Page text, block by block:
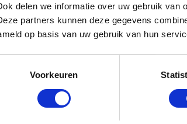
delen we informatie over uw gebruik van
partners kunnen deze gegevens
op basis van uw gebruik van hun
Voorkeuren
42 Luiers” te beoordelen
met*